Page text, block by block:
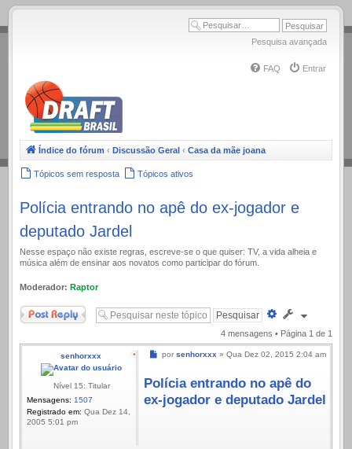
.
Pesquisa avançada
FAQ Entrar
Índice do fórum ‹ Discussão Geral ‹ Casa da mãe joana
Tópicos sem resposta Tópicos ativos
Polícia entrando no apê do ex-jogador e
deputado Jardel
Nesse espaço não existe regras, escreve-se o que quiser: TV, a vida alheia e
música além de ensinar aos novatos como participar do fórum.
Moderador: Raptor
Responder
Pesquisa
avançada
4 mensagens • Página 1 de 1
senhorxxx
Nível 15: Titular
Mensagens: 1507
Registrado em: Qua Dez 14,
2005 5:01 pm
Mensagem
por senhorxxx » Qua Dez 02, 2015 2:04 am
Polícia entrando no apê do
ex-jogador e deputado Jardel